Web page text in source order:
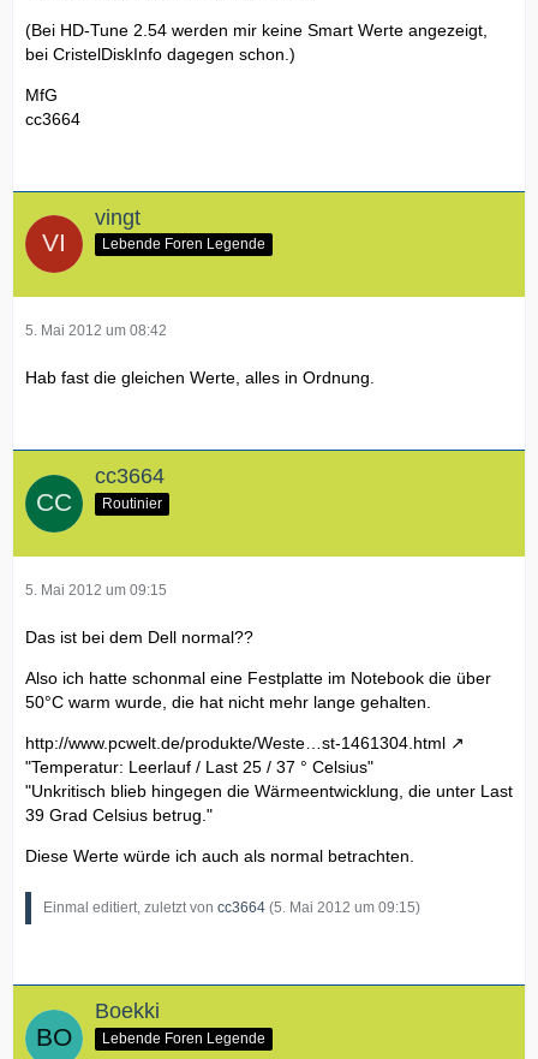
(Bei HD-Tune 2.54 werden mir keine Smart Werte angezeigt,
bei CristelDiskInfo dagegen schon.)
MfG
cc3664
vingt
Lebende Foren Legende
5. Mai 2012 um 08:42
Hab fast die gleichen Werte, alles in Ordnung.
cc3664
Routinier
5. Mai 2012 um 09:15
Das ist bei dem Dell normal??
Also ich hatte schonmal eine Festplatte im Notebook die über
50°C warm wurde, die hat nicht mehr lange gehalten.
http://www.pcwelt.de/produkte/Weste…st-1461304.html
"Temperatur: Leerlauf / Last 25 / 37 ° Celsius"
"Unkritisch blieb hingegen die Wärmeentwicklung, die unter Last
39 Grad Celsius betrug."
Diese Werte würde ich auch als normal betrachten.
Einmal editiert, zuletzt von cc3664 (5. Mai 2012 um 09:15)
Boekki
Lebende Foren Legende